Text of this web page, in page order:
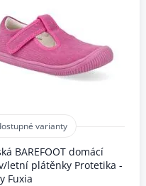
varianty
BAREFOOT domácí
letní plátěnky Protetika -
Fuxia